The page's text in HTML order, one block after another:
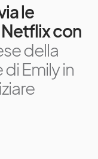
le
con
della
Emily in